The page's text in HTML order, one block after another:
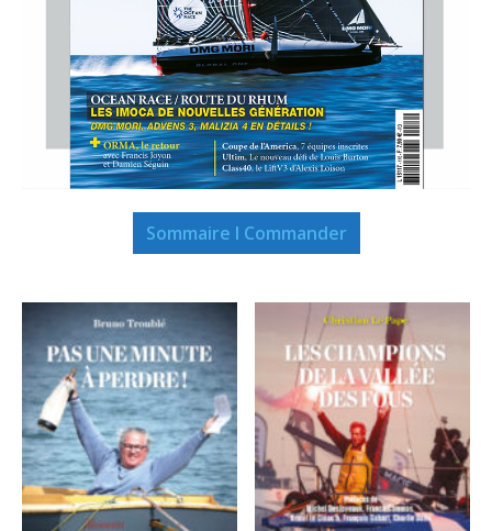
Sommaire I Commander